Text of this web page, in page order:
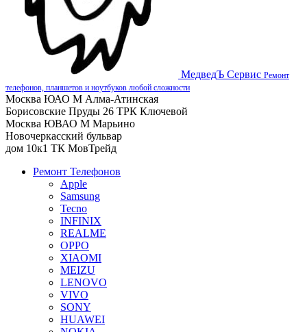
МедведЪ Сервис Ремонт
телефонов, планшетов и ноутбуков любой сложности
Москва ЮАО М Алма-Атинская
Борисовские Пруды 26 ТРК Ключевой
Москва ЮВАО М Марьино
Новочеркасский бульвар
дом 10к1 ТК МовТрейд
Ремонт Телефонов
Apple
Samsung
Tecno
INFINIX
REALME
OPPO
XIAOMI
MEIZU
LENOVO
VIVO
SONY
HUAWEI